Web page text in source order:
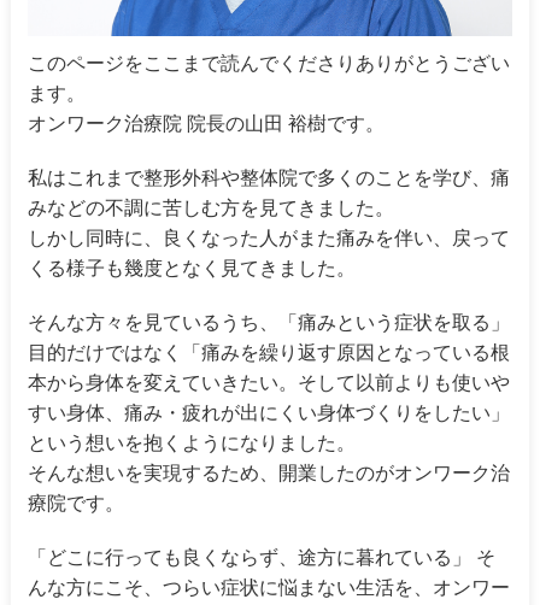
このページをここまで読んでくださりありがとうござい
ます。
オンワーク治療院 院長の山田 裕樹です。
私はこれまで整形外科や整体院で多くのことを学び、痛
みなどの不調に苦しむ方を見てきました。
しかし同時に、良くなった人がまた痛みを伴い、戻って
くる様子も幾度となく見てきました。
そんな方々を見ているうち、「痛みという症状を取る」
目的だけではなく「痛みを繰り返す原因となっている根
本から身体を変えていきたい。そして以前よりも使いや
すい身体、痛み・疲れが出にくい身体づくりをしたい」
という想いを抱くようになりました。
そんな想いを実現するため、開業したのがオンワーク治
療院です。
「どこに行っても良くならず、途方に暮れている」 そ
んな方にこそ、つらい症状に悩まない生活を、オンワー